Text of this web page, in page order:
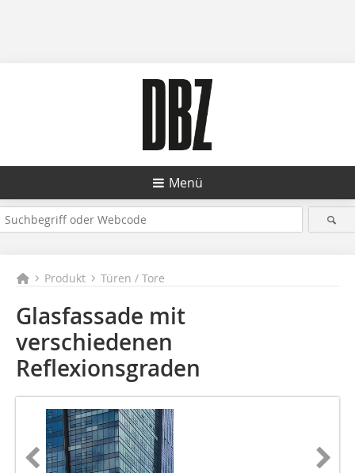
Menü
Produkt Türen / Tore
Glasfassade mit
verschiedenen
Reflexionsgraden